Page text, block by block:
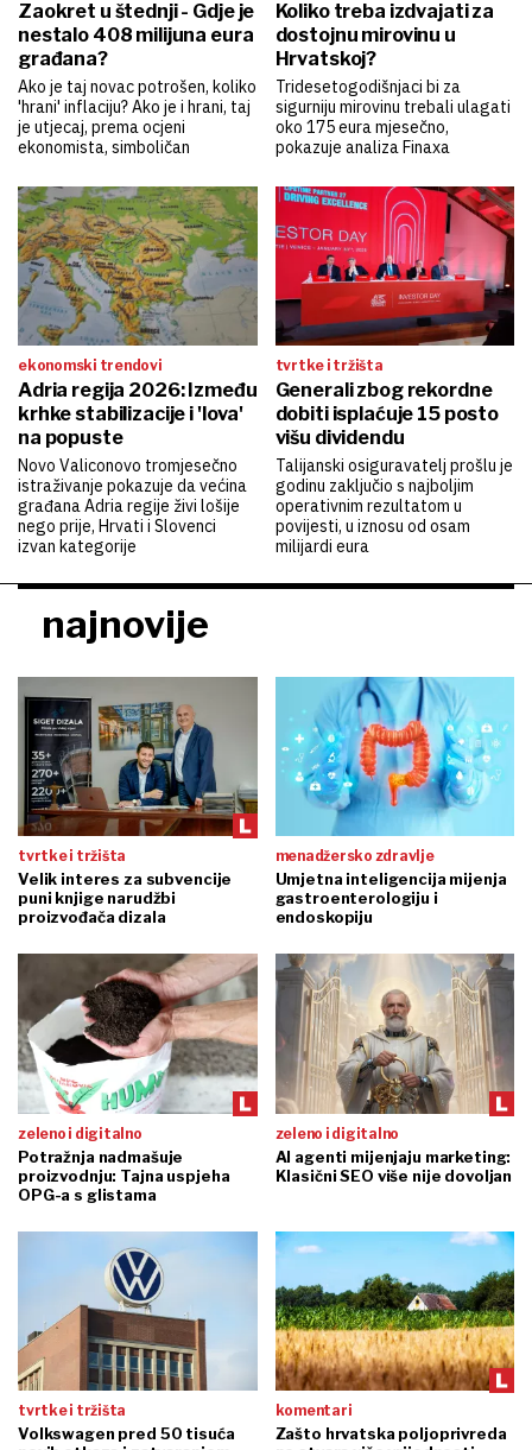
Zaokret u štednji - Gdje je
nestalo 408 milijuna eura
građana?
Ako je taj novac potrošen, koliko
'hrani' inflaciju? Ako je i hrani, taj
je utjecaj, prema ocjeni
ekonomista, simboličan
Koliko treba izdvajati za
dostojnu mirovinu u
Hrvatskoj?
Tridesetogodišnjaci bi za
sigurniju mirovinu trebali ulagati
oko 175 eura mjesečno,
pokazuje analiza Finaxa
ekonomski trendovi
Adria regija 2026: Između
krhke stabilizacije i 'lova'
na popuste
Novo Valiconovo tromjesečno
istraživanje pokazuje da većina
građana Adria regije živi lošije
nego prije, Hrvati i Slovenci
izvan kategorije
tvrtke i tržišta
Generali zbog rekordne
dobiti isplaćuje 15 posto
višu dividendu
Talijanski osiguravatelj prošlu je
godinu zaključio s najboljim
operativnim rezultatom u
povijesti, u iznosu od osam
milijardi eura
najnovije
tvrtke i tržišta
Velik interes za subvencije
puni knjige narudžbi
proizvođača dizala
menadžersko zdravlje
Umjetna inteligencija mijenja
gastroenterologiju i
endoskopiju
zeleno i digitalno
Potražnja nadmašuje
proizvodnju: Tajna uspjeha
OPG-a s glistama
zeleno i digitalno
AI agenti mijenjaju marketing:
Klasični SEO više nije dovoljan
tvrtke i tržišta
Volkswagen pred 50 tisuća
komentari
Zašto hrvatska poljoprivreda